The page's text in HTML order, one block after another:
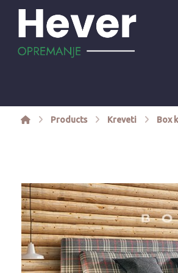
Products Kreveti Box